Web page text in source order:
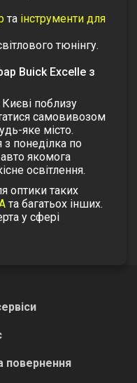
та інструменти для
тюнінгу.
Buick Excelle з
поблизу
самовивозом
яке місто.
з понеділка по
якомога
освітлення.
оптики таких
та багатьох інших.
у сфері
повернення